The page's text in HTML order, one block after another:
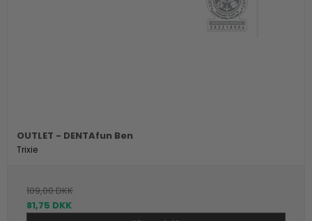
OUTLET - DENTAfun Ben
Trixie
109,00 DKK
81,75 DKK